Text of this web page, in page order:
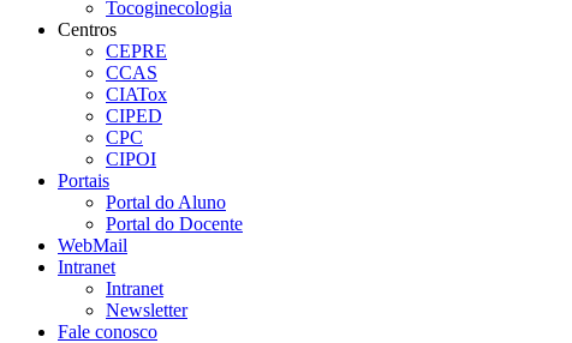
Tocoginecologia
Centros
CEPRE
CCAS
CIATox
CIPED
CPC
CIPOI
Portais
Portal do Aluno
Portal do Docente
WebMail
Intranet
Intranet
Newsletter
Fale conosco